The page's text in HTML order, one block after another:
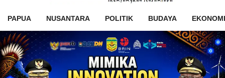
PAPUA NUSANTARA POLITIK BUDAYA EKONOMI